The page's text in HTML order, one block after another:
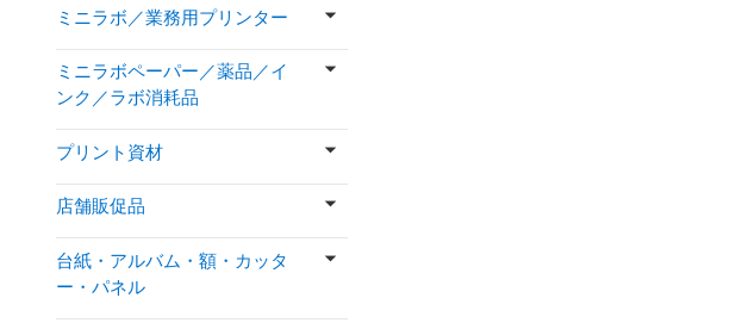
ミニラボ／業務用プリンター
ミニラボペーパー／薬品／イ
ンク／ラボ消耗品
プリント資材
店舗販促品
台紙・アルバム・額・カッタ
ー・パネル